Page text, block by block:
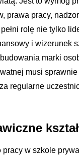
prawa pracy,
rolę nie tylko
i wizerunek
marki
musi
regularne
w szkole